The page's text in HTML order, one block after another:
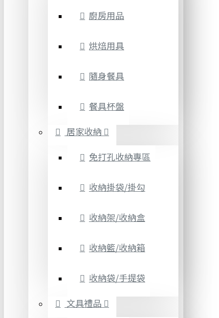
廚房用品
烘焙用具
隨身餐具
餐具杯盤
居家收納
免打孔收納專區
收納掛袋/掛勾
收納架/收納盒
收納籃/收納箱
收納袋/手提袋
文具禮品